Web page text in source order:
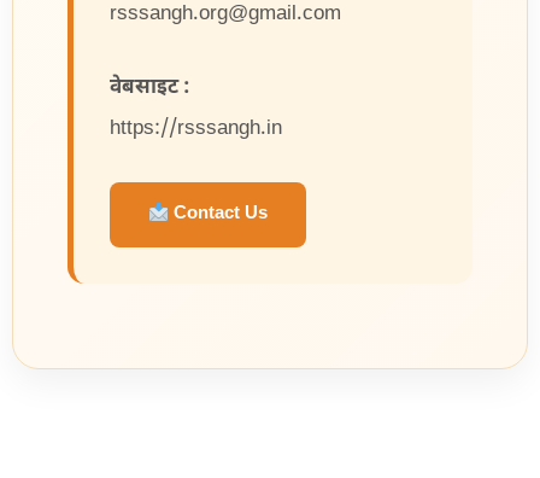
rsssangh.org@gmail.com
वेबसाइट :
https://rsssangh.in
Contact Us